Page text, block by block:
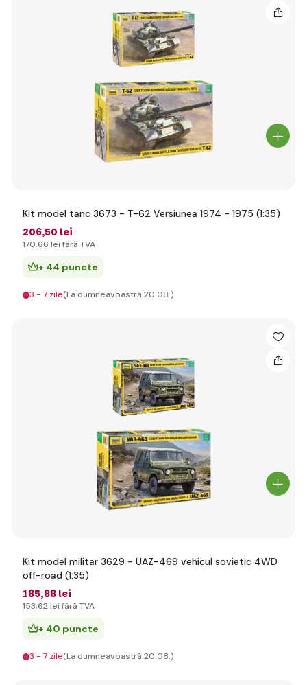
Kit model tanc 3673 - T-62 Versiunea 1974 - 1975 (1:35)
206,50 lei
170,66 lei fără TVA
+ 44 puncte
3 - 7 zile(La dumneavoastră 20.08.)
Kit model militar 3629 - UAZ-469 vehicul sovietic 4WD
off-road (1:35)
185,88 lei
153,62 lei fără TVA
+ 40 puncte
3 - 7 zile(La dumneavoastră 20.08.)